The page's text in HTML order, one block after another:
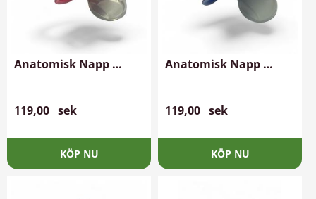
Anatomisk Napp
119,00 sek
Anatomisk Napp
119,00 sek